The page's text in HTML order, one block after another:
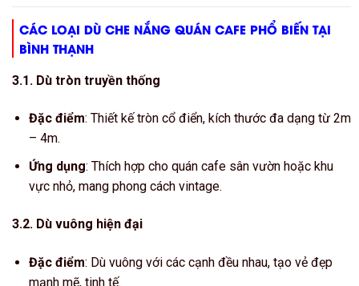
CÁC LOẠI DÙ CHE NẮNG QUÁN CAFE PHỔ BIẾN TẠI
BÌNH THẠNH
3.1. Dù tròn truyền thống
Đặc điểm: Thiết kế tròn cổ điển, kích thước đa dạng từ 2m
– 4m.
Ứng dụng: Thích hợp cho quán cafe sân vườn hoặc khu
vực nhỏ, mang phong cách vintage.
3.2. Dù vuông hiện đại
Đặc điểm: Dù vuông với các cạnh đều nhau, tạo vẻ đẹp
mạnh mẽ, tinh tế.